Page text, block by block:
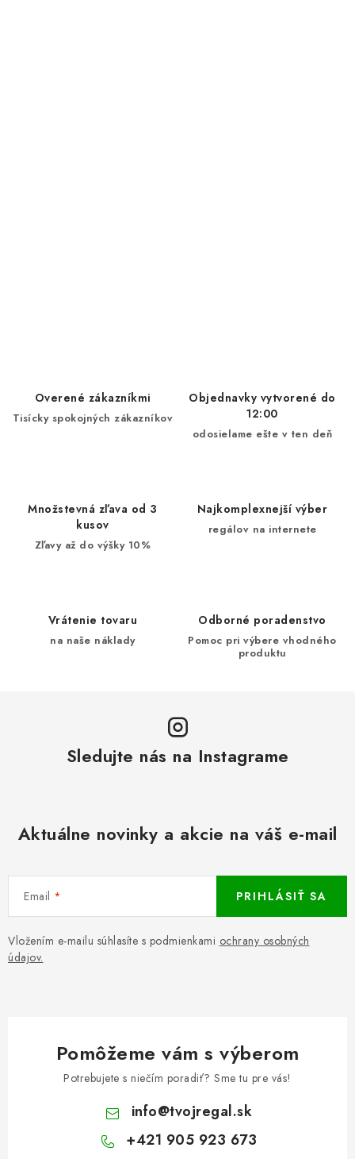
Overené zákazníkmi
Tisícky spokojných zákazníkov
Objednavky vytvorené do
12:00
odosielame ešte v ten deň
Množstevná zľava od 3
kusov
Zľavy až do výšky 10%
Najkomplexnejší výber
regálov na internete
Vrátenie tovaru
na naše náklady
Odborné poradenstvo
Pomoc pri výbere vhodného
produktu
Sledujte nás na Instagrame
Aktuálne novinky a akcie na váš e-mail
Email
Vložením e-mailu súhlasíte s podmienkami ochrany osobných
údajov.
PRIHLÁSIŤ SA
Pomôžeme vám s výberom
Potrebujete s niečím poradiť? Sme tu pre vás!
info@tvojregal.sk
+421 905 923 673